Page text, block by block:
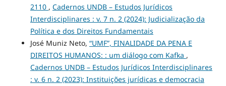
2110 , Cadernos UNDB – Estudos Jurídicos
Interdisciplinares : v. 7 n. 2 (2024): Judicialização da
Política e dos Direitos Fundamentais
José Muniz Neto, “UMF”, FINALIDADE DA PENA E
DIREITOS HUMANOS: : um diálogo com Kafka ,
Cadernos UNDB – Estudos Jurídicos Interdisciplinares
: v. 6 n. 2 (2023): Instituições jurídicas e democracia